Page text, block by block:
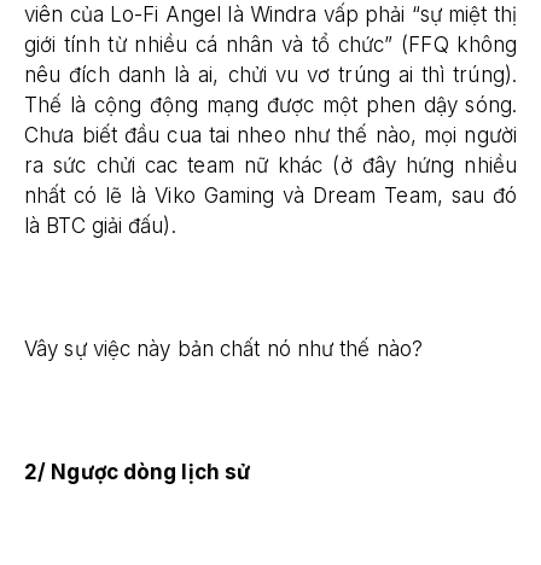
viên của Lo-Fi Angel là Windra vấp phải “sự miệt thị
giới tính từ nhiều cá nhân và tổ chức” (FFQ không
nêu đích danh là ai, chửi vu vơ trúng ai thì trúng).
Thế là cộng động mạng được một phen dậy sóng.
Chưa biết đầu cua tai nheo như thế nào, mọi người
ra sức chửi cac team nữ khác (ở đây hứng nhiều
nhất có lẽ là Viko Gaming và Dream Team, sau đó
là BTC giải đấu).
Vây sự việc này bản chất nó như thế nào?
2/ Ngược dòng lịch sử